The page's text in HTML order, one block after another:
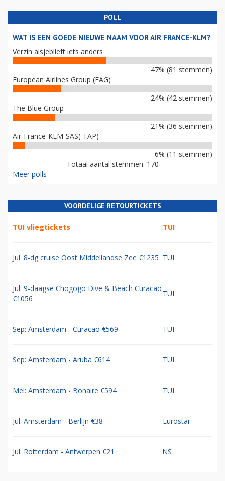
POLL
WAT IS EEN GOEDE NIEUWE NAAM VOOR AIR FRANCE-KLM?
Verzin alsjeblieft iets anders
47% (81 stemmen)
European Airlines Group (EAG)
24% (42 stemmen)
The Blue Group
21% (36 stemmen)
Air-France-KLM-SAS(-TAP)
6% (11 stemmen)
Totaal aantal stemmen: 170
Meer polls
VOORDELIGE RETOURTICKETS
TUI vliegtickets TUI
Jul: 8-dg cruise Oost Middellandse Zee €1235 TUI
Jul: 9-daagse Chogogo Dive & Beach Curacao
€1056
TUI
Sep: Amsterdam - Curacao €569 TUI
Sep: Amsterdam - Aruba €614 TUI
Mei: Amsterdam - Bonaire €594 TUI
Jul: Amsterdam - Berlijn €38 Eurostar
Jul: Rotterdam - Antwerpen €21 NS